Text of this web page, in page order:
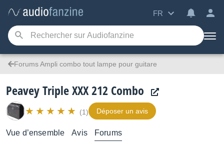
FR
Forums Ampli combo tout lampe pour guitare
Peavey Triple XXX 212 Combo
(1) Déposer un avis
Vue d’ensemble Avis Forums